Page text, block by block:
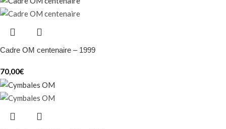
Cadre OM centenaire – 1999
70,00€